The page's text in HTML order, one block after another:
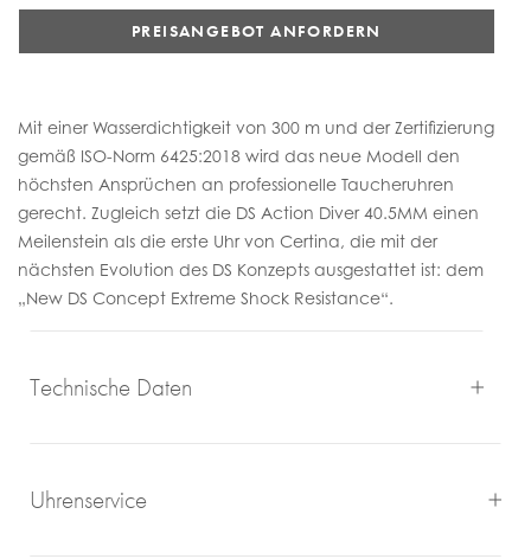
PREISANGEBOT ANFORDERN
Mit einer Wasserdichtigkeit von 300 m und der Zertifizierung
gemäß ISO-Norm 6425:2018 wird das neue Modell den
höchsten Ansprüchen an professionelle Taucheruhren
gerecht. Zugleich setzt die DS Action Diver 40.5MM einen
Meilenstein als die erste Uhr von Certina, die mit der
nächsten Evolution des DS Konzepts ausgestattet ist: dem
„New DS Concept Extreme Shock Resistance“.
Technische Daten
Uhrenservice